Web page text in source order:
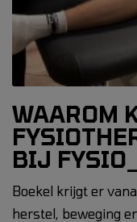
WAAROM
BIJ
Boekel krijgt er
herstel, beweging